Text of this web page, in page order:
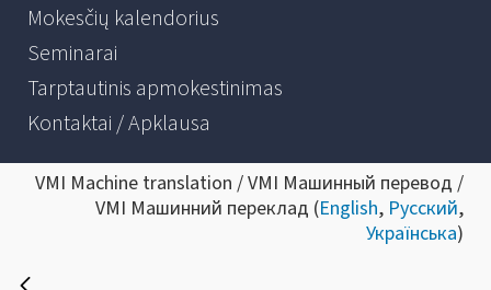
Mokesčių kalendorius
Seminarai
Tarptautinis apmokestinimas
Kontaktai / Apklausa
VMI Machine translation / VMI Машинный перевод /
VMI Машинний переклад (English, Русский,
Українська)